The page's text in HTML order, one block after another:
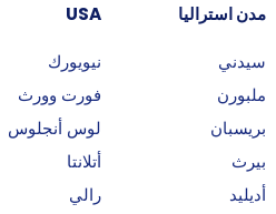
مدن استراليا
سيدني
ملبورن
بريسبان
بيرث
أديليد
USA
نيويورك
فورت وورث
لوس أنجلوس
أتلانتا
رالي